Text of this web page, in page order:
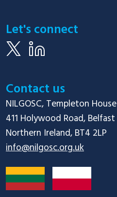
Let's connect
Contact us
NILGOSC, Templeton House
411 Holywood Road, Belfast
info@nilgosc.org.uk